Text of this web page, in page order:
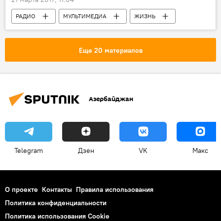
РАДИО МУЛЬТИМЕДИА
ЖИЗНЬ
Новости
Виктория Тигиева
Еще 20 материалов
Азербайджан
Telegram Дзен VK Макс
О проекте Контакты Правила использования
Политика конфиденциальности
Политика использования Cookie